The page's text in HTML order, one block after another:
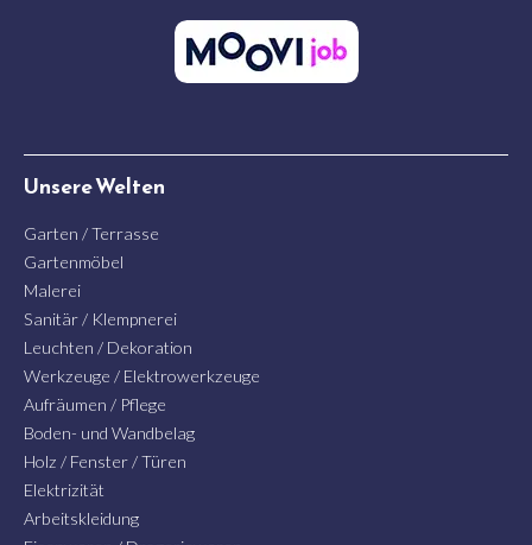
Unsere Welten
Garten / Terrasse
Gartenmöbel
Malerei
Sanitär / Klempnerei
Leuchten / Dekoration
Werkzeuge / Elektrowerkzeuge
Aufräumen / Pflege
Boden- und Wandbelag
Holz / Fenster / Türen
Elektrizität
Arbeitskleidung